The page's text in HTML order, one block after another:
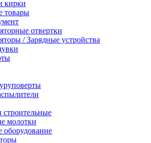
кирки
товары
отвертки
/ Зарядные устройства
молотки
оборудование